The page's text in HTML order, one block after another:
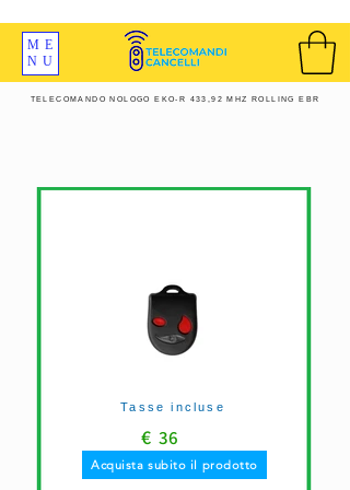
ME
NU
TELECOMANDO NOLOGO EKO-R 433,92 MHZ ROLLING EBR
€ 36
Acquista subito il prodotto
Tasse incluse